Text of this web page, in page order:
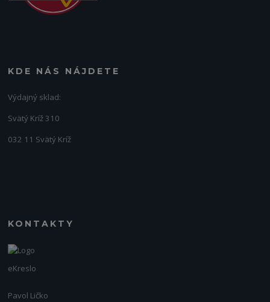
KDE NÁS NÁJDETE
Výdajný sklad:
Svätý Kríž 310
032 11 Svätý Kríž
KONTAKTY
eKreslo
Pavol Ličko